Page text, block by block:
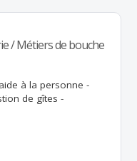
/ Métiers de bouche
à la personne -
de gîtes -